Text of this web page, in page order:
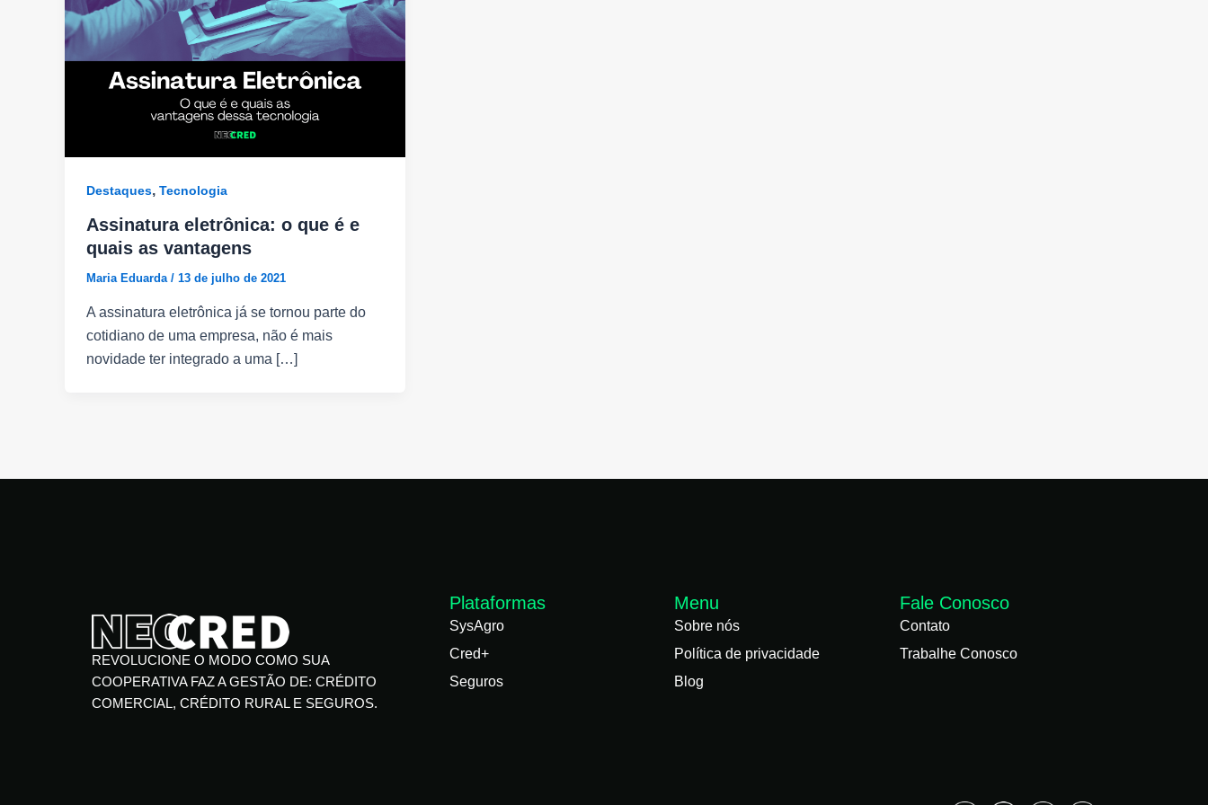
Destaques, Tecnologia
Assinatura eletrônica: o que é e
quais as vantagens
Maria Eduarda / 13 de julho de 2021
A assinatura eletrônica já se tornou parte do
cotidiano de uma empresa, não é mais
novidade ter integrado a uma […]
REVOLUCIONE O MODO COMO SUA
COOPERATIVA FAZ A GESTÃO DE: CRÉDITO
COMERCIAL, CRÉDITO RURAL E SEGUROS.
Plataformas
SysAgro
Cred+
Seguros
Menu
Sobre nós
Política de privacidade
Blog
Fale Conosco
Contato
Trabalhe Conosco